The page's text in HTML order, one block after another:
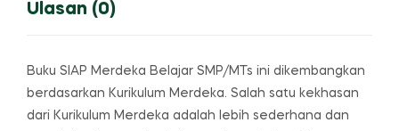
Ulasan (0)
Buku SIAP Merdeka Belajar SMP/MTs ini dikembangkan
berdasarkan Kurikulum Merdeka. Salah satu kekhasan
dari Kurikulum Merdeka adalah lebih sederhana dan